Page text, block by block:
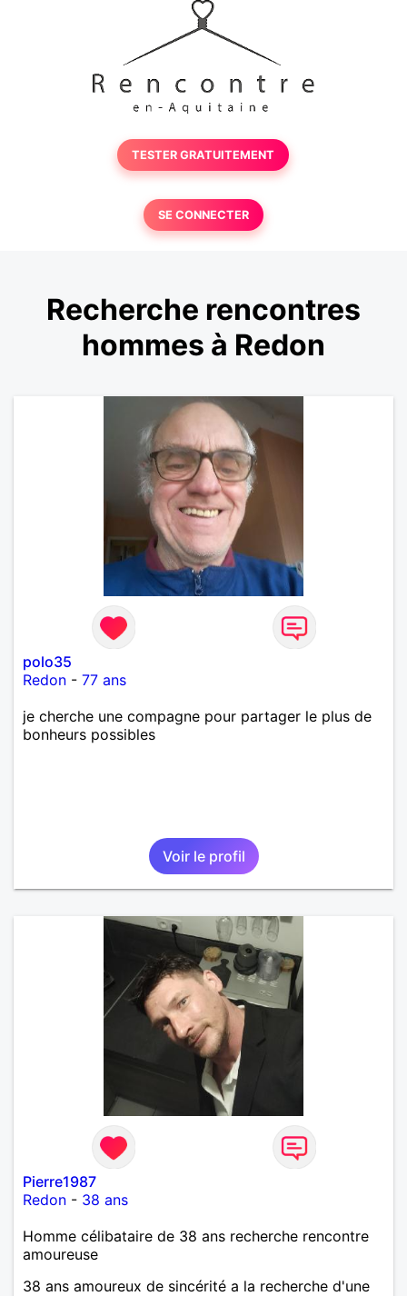
TESTER GRATUITEMENT
SE CONNECTER
Recherche rencontres
hommes à Redon
polo35
Redon - 77 ans
je cherche une compagne pour partager le plus de
bonheurs possibles
Voir le profil
Pierre1987
Redon - 38 ans
Homme célibataire de 38 ans recherche rencontre
amoureuse
38 ans amoureux de sincérité a la recherche d'une